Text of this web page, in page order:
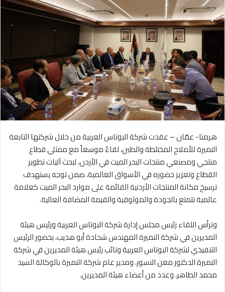
هرمنا- عمّان – عقدت شركة البوتاس العربية من خلال شركتها التابعة
النميرة للأملاح المختلطة والطين، لقاءً موسعاً مع ممثلي قطاع
منتجي ومصنعي منتجات البحر الميت في الأردن، لبحث آليات تطوير
القطاع وتعزيز حضوره في الأسواق العالمية، ضمن توجه يستهدف
ترسيخ مكانة المنتجات الأردنية القائمة على موارد البحر الميت كعلامة
عالمية تتمتع بالجودة والموثوقية والقيمة المضافة العالية.
وترأس اللقاء رئيس مجلس إدارة شركة البوتاس العربية ورئيس هيئة
المديرين في شركة النميرة المهندس شحادة أبو هديب، بحضور الرئيس
التنفيذي لشركة البوتاس العربية ونائب رئيس هيئة المديرين في شركة
النميرة الدكتور معن النسور، ومدير عام شركة النميرة بالوكالة السيد
محمد الطاهر، وعدد من أعضاء هيئة المديرين.